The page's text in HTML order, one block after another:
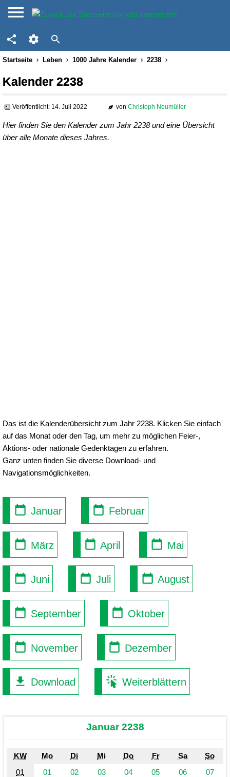
Startseite Leben 1000 Jahre Kalender 2238
Kalender 2238
Veröffentlicht: 14. Juli 2022 von Christoph Neumüller
Hier finden Sie den Kalender zum Jahr 2238 und eine Übersicht
über alle Monate dieses Jahres.
Das ist die Kalenderübersicht zum Jahr 2238. Klicken Sie einfach
auf das Monat oder den Tag, um mehr zu möglichen Feier-,
Aktions- oder nationale Gedenktagen zu erfahren.
Ganz unten finden Sie diverse Download- und
Navigationsmöglichkeiten.
Januar Februar
März April Mai
Juni Juli August
September Oktober
November Dezember
Download Weiterblättern
Januar 2238
KW Mo Di Mi Do Fr Sa
So
01
01 02 03 04 05 06
07